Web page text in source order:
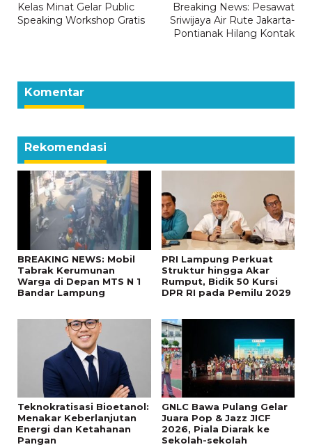
pos
Kelas Minat Gelar Public
Speaking Workshop Gratis
Breaking News: Pesawat
Sriwijaya Air Rute Jakarta-
Pontianak Hilang Kontak
Komentar
Rekomendasi
BREAKING NEWS: Mobil
Tabrak Kerumunan
Warga di Depan MTS N 1
Bandar Lampung
PRI Lampung Perkuat
Struktur hingga Akar
Rumput, Bidik 50 Kursi
DPR RI pada Pemilu 2029
Teknokratisasi Bioetanol:
Menakar Keberlanjutan
Energi dan Ketahanan
Pangan
GNLC Bawa Pulang Gelar
Juara Pop & Jazz JICF
2026, Piala Diarak ke
Sekolah-sekolah